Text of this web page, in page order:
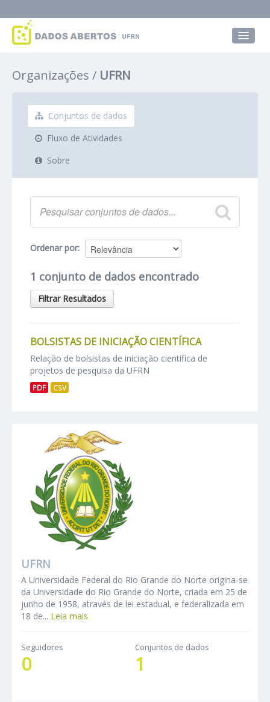
Grupos
Sobre
Organizações UFRN
Conjuntos de dados
Fluxo de Atividades
Sobre
Ordenar por
1 conjunto de dados encontrado
Filtrar Resultados
BOLSISTAS DE INICIAÇÃO CIENTÍFICA
Relação de bolsistas de iniciação científica de
projetos de pesquisa da UFRN
PDF CSV
UFRN
A Universidade Federal do Rio Grande do Norte origina-se
da Universidade do Rio Grande do Norte, criada em 25 de
junho de 1958, através de lei estadual, e federalizada em
18 de... Leia mais
Seguidores
0
Conjuntos de dados
1